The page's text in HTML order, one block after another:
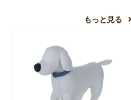
もっと見る